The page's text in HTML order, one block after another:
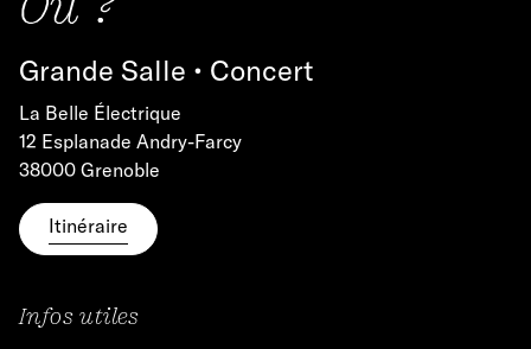
Grande Salle • Concert
La Belle Électrique
12 Esplanade Andry-Farcy
38000 Grenoble
Itinéraire
Infos utiles